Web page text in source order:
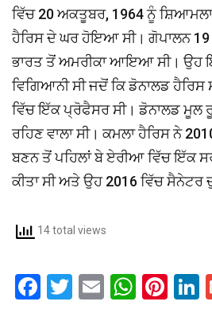
ਵਿੱਚ 20 ਅਕਤੂਬਰ, 1964 ਨੂੰ
ਹੈਰਿਸ ਦੇ ਘਰ ਹੋਇਆ ਸੀ। ਗੋਪਾਲਨ 19
ਭਾਰਤ ਤੋਂ ਅਮਰੀਕਾ ਆਇਆ ਸੀ। ਉਹ
ਵਿਗਿਆਨੀ ਸੀ ਜਦੋਂ ਕਿ ਡੋਨਾਲਡ
ਵਿੱਚ ਇੱਕ ਪ੍ਰੋਫੈਸਰ ਸੀ। ਡੋਨਾਲਡ ਮੂਲ
ਰਹਿਣ ਵਾਲਾ ਸੀ। ਕਮਲਾ ਹੈਰਿਸ ਨੇ
ਬਣਨ ਤੋਂ ਪਹਿਲਾਂ ਬੇ ਏਰੀਆ ਵਿੱਚ ਇੱਕ
ਕੀਤਾ ਸੀ ਅਤੇ ਉਹ 2016 ਵਿੱਚ ਸੈਨੇਟਰ
14 total views
F
T
E
W Pi